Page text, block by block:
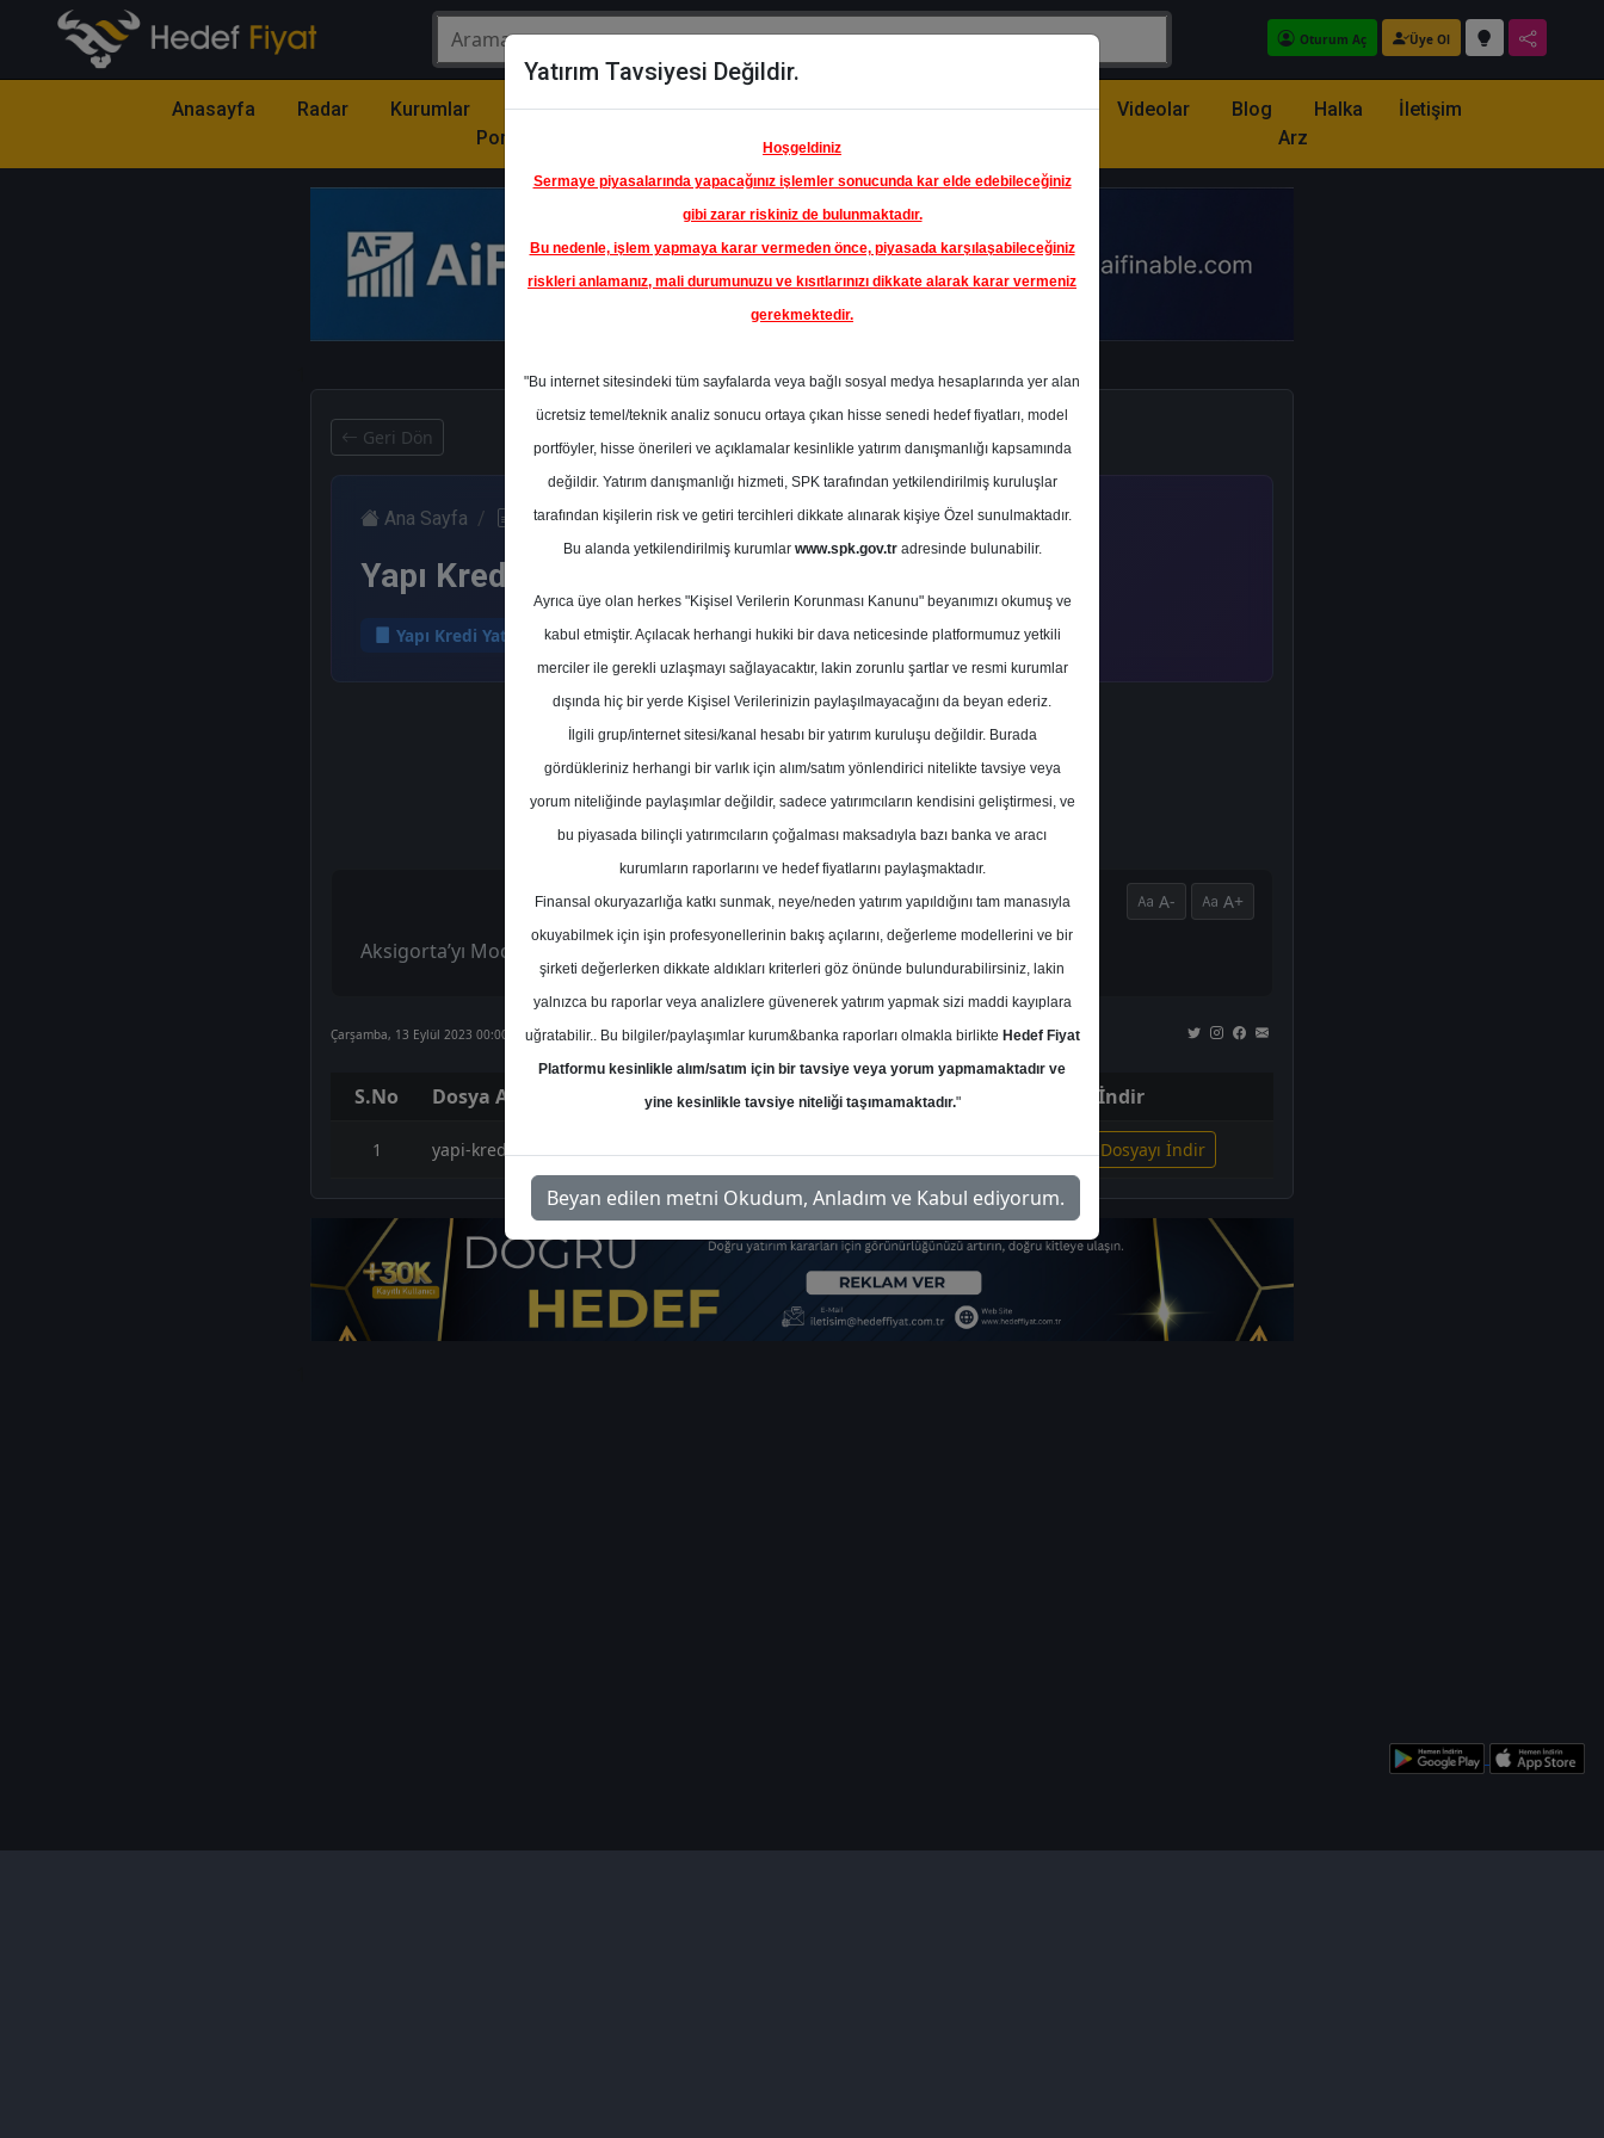
Oturum Aç Üye Ol
Anasayfa Radar Kurumlar
Model
Portföy
Hisse
Öne
Çıkanlar
Raporlar Partnerlerimiz Videolar Blog
Halka
Arz
İletişim
Geri Dön
Ana Sayfa Raporlar Yapı Kredi Yatırım Rapor Detay
Yapı Kredi Yatırım - Model Portföy 13.09.2023
Yapı Kredi Yatırım 13 Eylül 2023
A- A+
Aksigorta’yı Model Portföyümüze Ünlü Yatırım Holding’in yerine ekliyoruz
Çarşamba, 13 Eylül 2023 00:00
S.No Dosya Adı İndir
1 yapi-kredi-yatirim-model-portfoy-13-09-2023 İlgili Dosyayı İndir
Yatırım Tavsiyesi Değildir.
Hoşgeldiniz
Sermaye piyasalarında yapacağınız işlemler sonucunda kar elde edebileceğiniz
gibi zarar riskiniz de bulunmaktadır.
Bu nedenle, işlem yapmaya karar vermeden önce, piyasada karşılaşabileceğiniz
riskleri anlamanız, mali durumunuzu ve kısıtlarınızı dikkate alarak karar vermeniz
gerekmektedir.
"Bu internet sitesindeki tüm sayfalarda veya bağlı sosyal medya hesaplarında yer alan
ücretsiz temel/teknik analiz sonucu ortaya çıkan hisse senedi hedef fiyatları, model
portföyler, hisse önerileri ve açıklamalar kesinlikle yatırım danışmanlığı kapsamında
değildir. Yatırım danışmanlığı hizmeti, SPK tarafından yetkilendirilmiş kuruluşlar
tarafından kişilerin risk ve getiri tercihleri dikkate alınarak kişiye Özel sunulmaktadır.
Bu alanda yetkilendirilmiş kurumlar www.spk.gov.tradresinde bulunabilir.
Ayrıca üye olan herkes "Kişisel Verilerin Korunması Kanunu" beyanımızı okumuş ve
kabul etmiştir. Açılacak herhangi hukiki bir dava neticesinde platformumuz yetkili
merciler ile gerekli uzlaşmayı sağlayacaktır, lakin zorunlu şartlar ve resmi kurumlar
dışında hiç bir yerde Kişisel Verilerinizin paylaşılmayacağını da beyan ederiz.
İlgili grup/internet sitesi/kanal hesabı bir yatırım kuruluşu değildir. Burada
gördükleriniz herhangi bir varlık için alım/satım yönlendirici nitelikte tavsiye veya
yorum niteliğinde paylaşımlar değildir, sadece yatırımcıların kendisini geliştirmesi, ve
bu piyasada bilinçli yatırımcıların çoğalması maksadıyla bazı banka ve aracı
kurumların raporlarını ve hedef fiyatlarını paylaşmaktadır.
Finansal okuryazarlığa katkı sunmak, neye/neden yatırım yapıldığını tam manasıyla
okuyabilmek için işin profesyonellerinin bakış açılarını, değerleme modellerini ve bir
şirketi değerlerken dikkate aldıkları kriterleri göz önünde bulundurabilirsiniz, lakin
yalnızca bu raporlar veya analizlere güvenerek yatırım yapmak sizi maddi kayıplara
uğratabilir.. Bu bilgiler/paylaşımlar kurum&banka raporları olmakla birlikte Hedef Fiyat
Platformu kesinlikle alım/satım için bir tavsiye veya yorum yapmamaktadır ve
yine kesinlikle tavsiye niteliği taşımamaktadır."
Beyan edilen metni Okudum, Anladım ve Kabul ediyorum.